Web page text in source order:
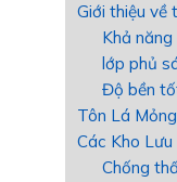
Giới thiệu về
Khả
lớp phủ
Độ bền
Tôn Lá
Các Kho
Chống